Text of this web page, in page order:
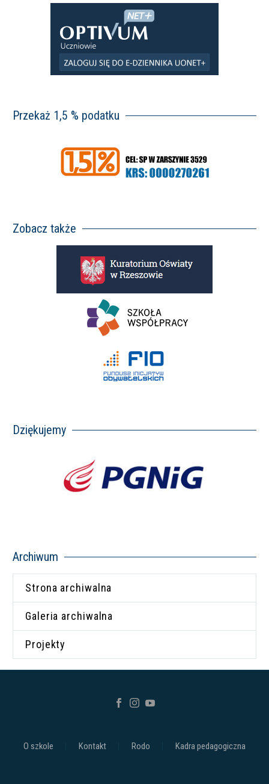
Przekaż 1,5 % podatku
Zobacz także
Dziękujemy
Archiwum
Strona archiwalna
Galeria archiwalna
Projekty
O szkole Kontakt Rodo Kadra pedagogiczna